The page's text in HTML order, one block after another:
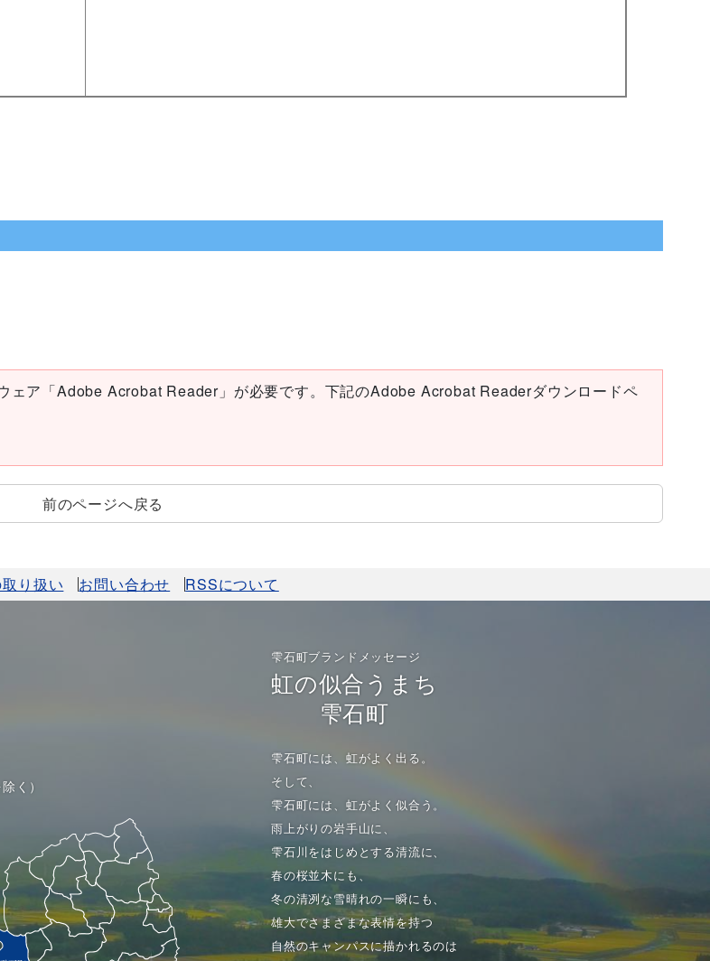
ェア「Adobe Acrobat Reader」が必要です。下記のAdobe Acrobat Readerダウンロードペ
前のページへ戻る
り扱い お問い合わせ RSSについて
く）
雫石町ブランドメッセージ
虹の似合うまち
雫石町
雫石町には、虹がよく出る。
そして、
雫石町には、虹がよく似合う。
雨上がりの岩手山に、
雫石川をはじめとする清流に、
春の桜並木にも、
冬の清冽な雪晴れの一瞬にも、
雄大でさまざまな表情を持つ
自然のキャンパスに描かれるのは